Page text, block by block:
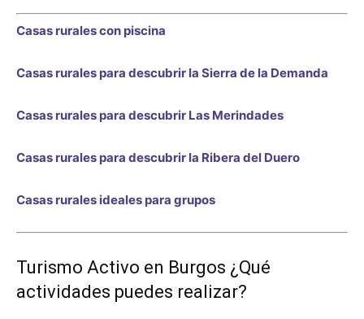
Casas rurales con piscina
Casas rurales para descubrir la Sierra de la Demanda
Casas rurales para descubrir Las Merindades
Casas rurales para descubrir la Ribera del Duero
Casas rurales ideales para grupos
Turismo Activo en Burgos ¿Qué
actividades puedes realizar?